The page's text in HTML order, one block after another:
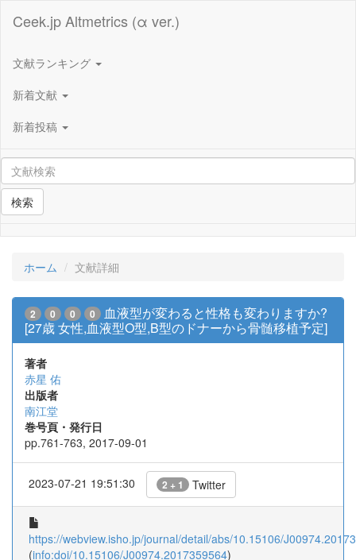
Ceek.jp Altmetrics (α ver.)
文献ランキング
新着文献
新着投稿
検索
ホーム 文献詳細
2 0 0 0
血液型が変わると性格も変わりますか?
[27歳 女性,血液型O型,B型のドナーから骨髄移植予定]
著者
赤星 佑
出版者
南江堂
巻号頁・発行日
pp.761-763, 2017-09-01
2023-07-21 19:51:30 2 + 1 Twitter
https://webview.isho.jp/journal/detail/abs/10.15106/
(info:doi/10.15106/J00974.2017359564)